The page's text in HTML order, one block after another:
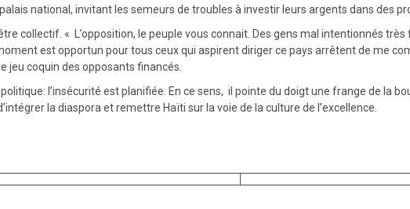
national, invitant les semeurs de troubles à investir leurs argents dans des
collectif. « L’opposition, le peuple vous connait. Des gens mal intentionnés
est opportun pour tous ceux qui aspirent diriger ce pays arrêtent de me
jeu coquin des opposants financés.
l’insécurité est planifiée. En ce sens, il pointe du doigt une frange de la
la diaspora et remettre Haïti sur la voie de la culture de l’excellence.